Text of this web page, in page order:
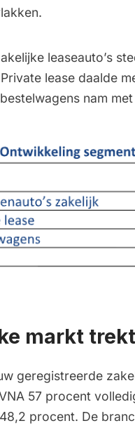
leaseauto’s
lease daalde
nam
markt
geregistreerde
57 procent
procent. De